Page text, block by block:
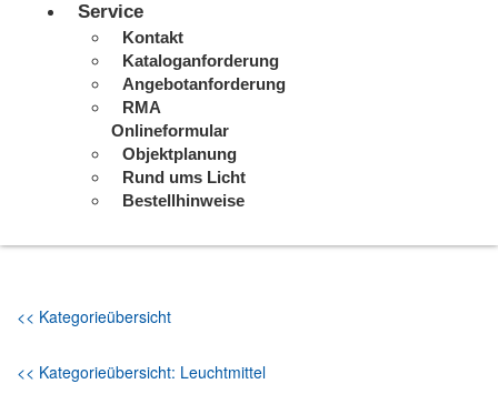
Service
Kontakt
Kataloganforderung
Angebotanforderung
RMA
Onlineformular
Objektplanung
Rund ums Licht
Bestellhinweise
<< Kategorieübersicht
<< Kategorieübersicht: Leuchtmittel